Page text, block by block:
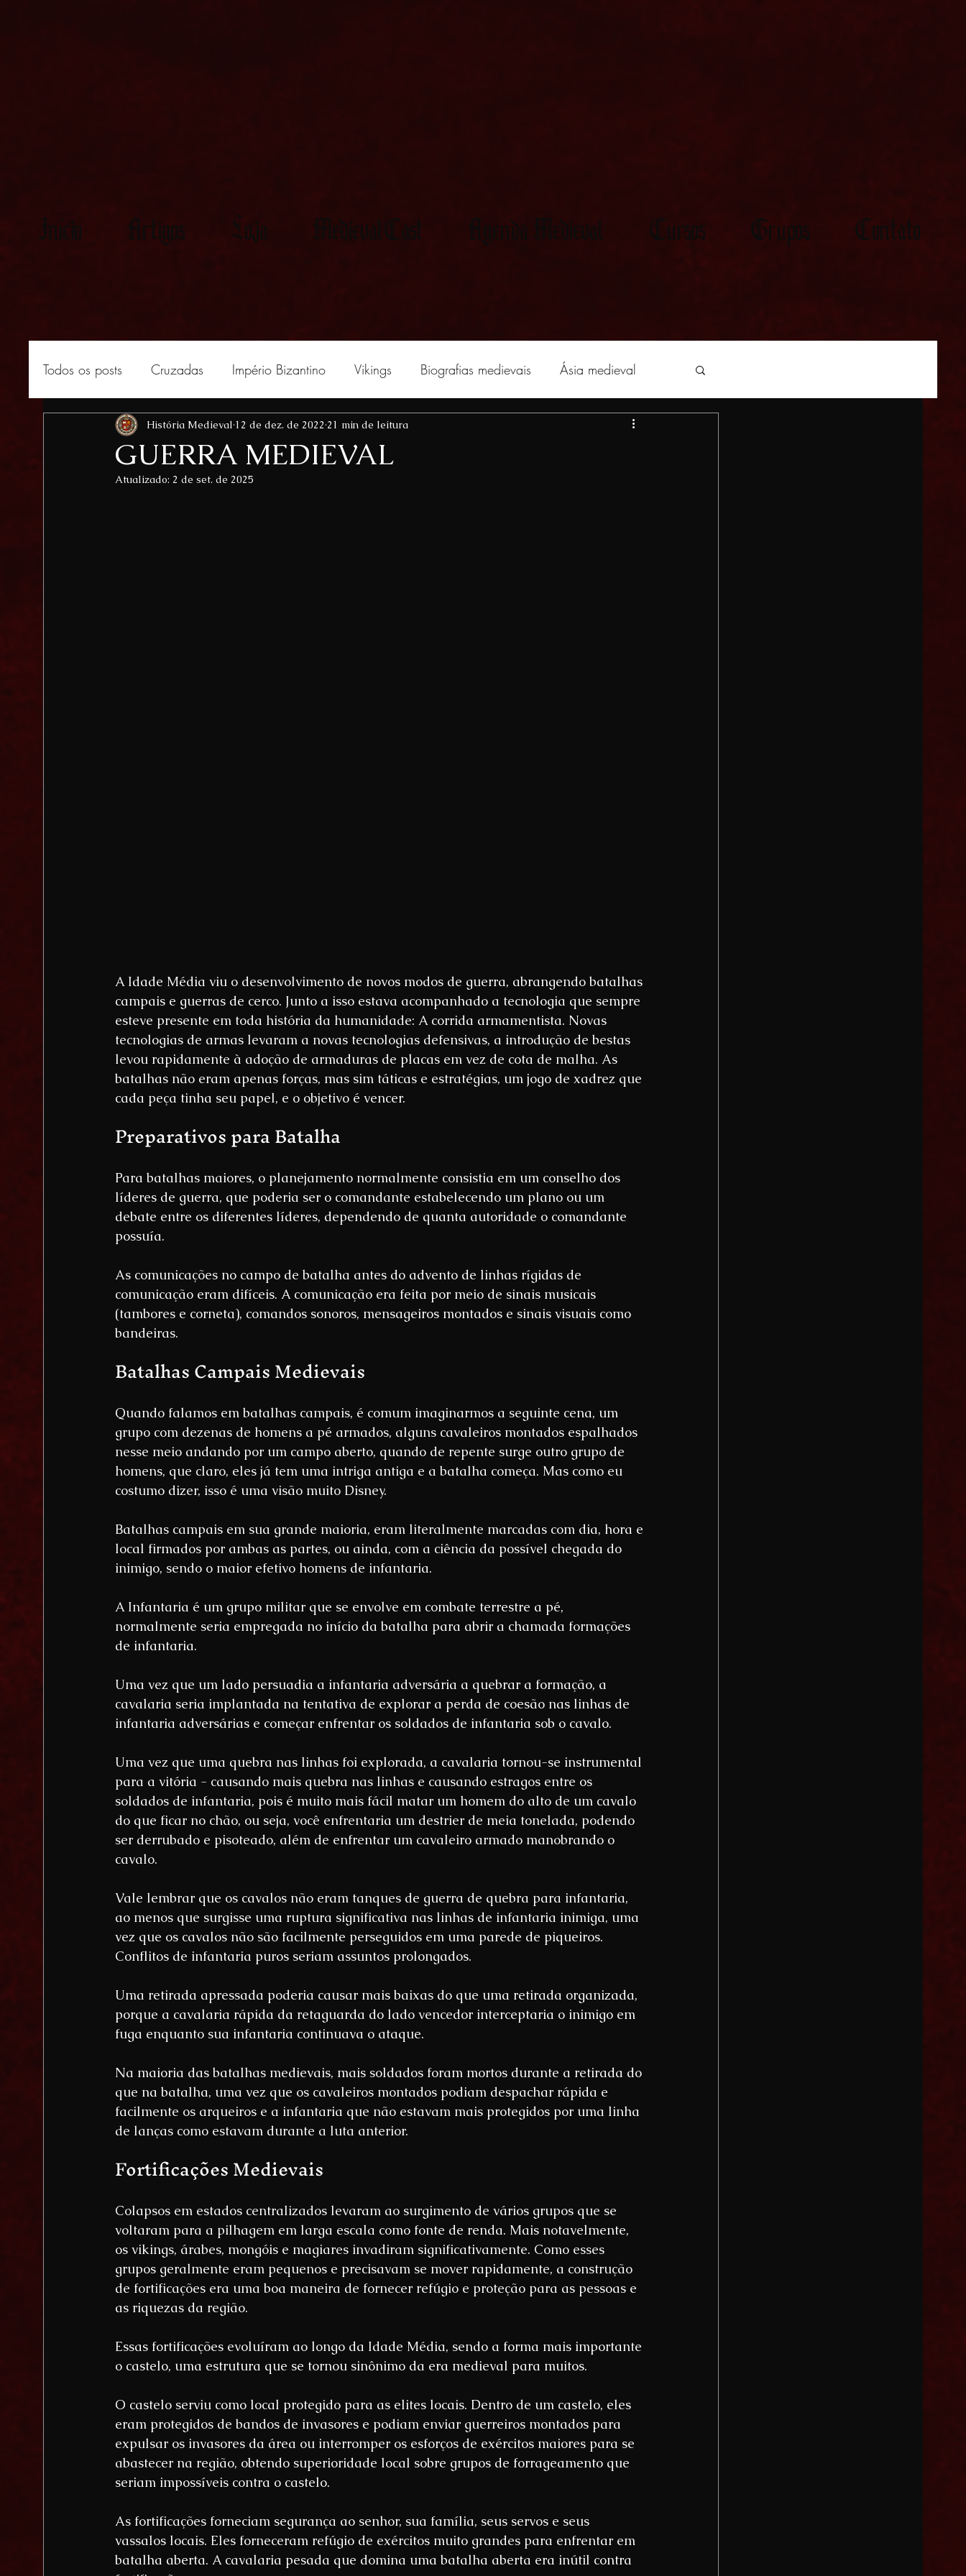
Início Artigos Loja MedievalCast Agenda Medieval Cursos Grupos Contato
Todos os posts Cruzadas Império Bizantino Vikings Biografias medievais Ásia medieval
África medieval Curiosidades medievais
GUERRA MEDIEVAL
História Medieval 12 de dez. de 2022 21 min de leitura
Atualizado: 2 de set. de 2025
A Idade Média viu o desenvolvimento de novos modos de guerra, abrangendo batalhas
campais e guerras de cerco. Junto a isso estava acompanhado a tecnologia que sempre
esteve presente em toda história da humanidade: A corrida armamentista. Novas
tecnologias de armas levaram a novas tecnologias defensivas, a introdução de bestas
levou rapidamente à adoção de armaduras de placas em vez de cota de malha. As
batalhas não eram apenas forças, mas sim táticas e estratégias, um jogo de xadrez que
cada peça tinha seu papel, e o objetivo é vencer.
Preparativos para Batalha
Para batalhas maiores, o planejamento normalmente consistia em um conselho dos
líderes de guerra, que poderia ser o comandante estabelecendo um plano ou um
debate entre os diferentes líderes, dependendo de quanta autoridade o comandante
possuía.
As comunicações no campo de batalha antes do advento de linhas rígidas de
comunicação eram difíceis. A comunicação era feita por meio de sinais musicais
(tambores e corneta), comandos sonoros, mensageiros montados e sinais visuais como
bandeiras.
Batalhas Campais Medievais
Quando falamos em batalhas campais, é comum imaginarmos a seguinte cena, um
grupo com dezenas de homens a pé armados, alguns cavaleiros montados espalhados
nesse meio andando por um campo aberto, quando de repente surge outro grupo de
homens, que claro, eles já tem uma intriga antiga e a batalha começa. Mas como eu
costumo dizer, isso é uma visão muito Disney.
Batalhas campais em sua grande maioria, eram literalmente marcadas com dia, hora e
local firmados por ambas as partes, ou ainda, com a ciência da possível chegada do
inimigo, sendo o maior efetivo homens de infantaria.
A Infantaria é um grupo militar que se envolve em combate terrestre a pé,
normalmente seria empregada no início da batalha para abrir a chamada formações
de infantaria.
Uma vez que um lado persuadia a infantaria adversária a quebrar a formação, a
cavalaria seria implantada na tentativa de explorar a perda de coesão nas linhas de
infantaria adversárias e começar enfrentar os soldados de infantaria sob o cavalo.
Uma vez que uma quebra nas linhas foi explorada, a cavalaria tornou-se instrumental
para a vitória - causando mais quebra nas linhas e causando estragos entre os
soldados de infantaria, pois é muito mais fácil matar um homem do alto de um cavalo
do que ficar no chão, ou seja, você enfrentaria um destrier de meia tonelada, podendo
ser derrubado e pisoteado, além de enfrentar um cavaleiro armado manobrando o
cavalo.
Vale lembrar que os cavalos não eram tanques de guerra de quebra para infantaria,
ao menos que surgisse uma ruptura significativa nas linhas de infantaria inimiga, uma
vez que os cavalos não são facilmente perseguidos em uma parede de piqueiros.
Conflitos de infantaria puros seriam assuntos prolongados.
Uma retirada apressada poderia causar mais baixas do que uma retirada organizada,
porque a cavalaria rápida da retaguarda do lado vencedor interceptaria o inimigo em
fuga enquanto sua infantaria continuava o ataque.
Na maioria das batalhas medievais, mais soldados foram mortos durante a retirada do
que na batalha, uma vez que os cavaleiros montados podiam despachar rápida e
facilmente os arqueiros e a infantaria que não estavam mais protegidos por uma linha
de lanças como estavam durante a luta anterior.
Fortificações Medievais
Colapsos em estados centralizados levaram ao surgimento de vários grupos que se
voltaram para a pilhagem em larga escala como fonte de renda. Mais notavelmente,
os vikings, árabes, mongóis e magiares invadiram significativamente. Como esses
grupos geralmente eram pequenos e precisavam se mover rapidamente, a construção
de fortificações era uma boa maneira de fornecer refúgio e proteção para as pessoas e
as riquezas da região.
Essas fortificações evoluíram ao longo da Idade Média, sendo a forma mais importante
o castelo, uma estrutura que se tornou sinônimo da era medieval para muitos.
O castelo serviu como local protegido para as elites locais. Dentro de um castelo, eles
eram protegidos de bandos de invasores e podiam enviar guerreiros montados para
expulsar os invasores da área ou interromper os esforços de exércitos maiores para se
abastecer na região, obtendo superioridade local sobre grupos de forrageamento que
seriam impossíveis contra o castelo.
As fortificações forneciam segurança ao senhor, sua família, seus servos e seus
vassalos locais. Eles forneceram refúgio de exércitos muito grandes para enfrentar em
batalha aberta. A cavalaria pesada que domina uma batalha aberta era inútil contra